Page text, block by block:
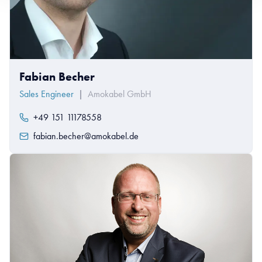
Fabian Becher
Sales Engineer | Amokabel GmbH
+49 151 11178558
fabian.becher@amokabel.de